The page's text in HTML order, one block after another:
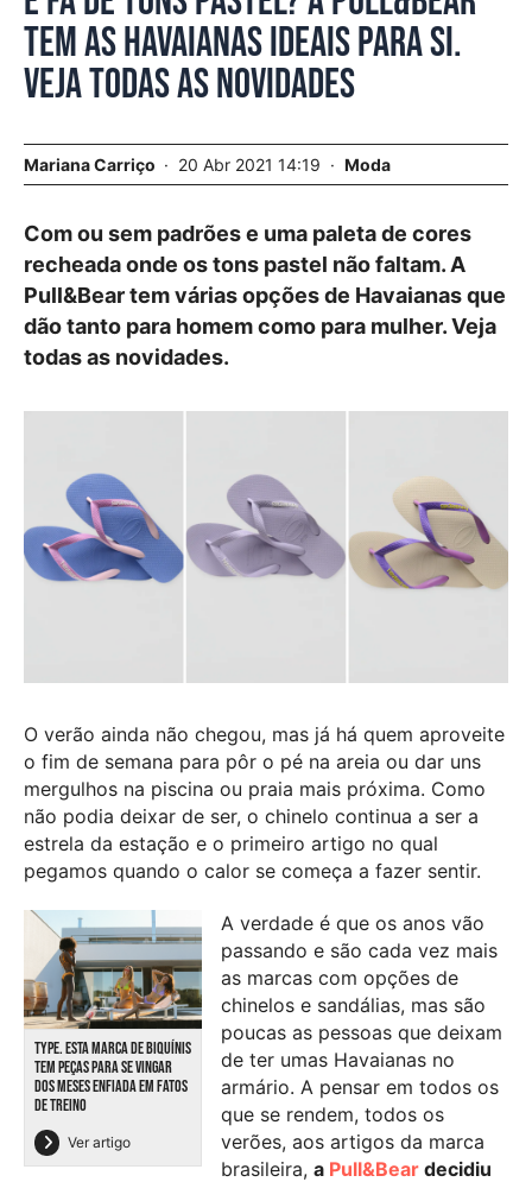
tem as Havaianas ideais para si.
Veja todas as novidades
Mariana Carriço 20 Abr 2021 14:19 Moda
Com ou sem padrões e uma paleta de cores
recheada onde os tons pastel não faltam. A
Pull&Bear tem várias opções de Havaianas que
dão tanto para homem como para mulher. Veja
todas as novidades.
O verão ainda não chegou, mas já há quem aproveite
o fim de semana para pôr o pé na areia ou dar uns
mergulhos na piscina ou praia mais próxima. Como
não podia deixar de ser, o chinelo continua a ser a
estrela da estação e o primeiro artigo no qual
pegamos quando o calor se começa a fazer sentir.
TYPE. ESTA MARCA DE BIQUÍNIS
TEM PEÇAS PARA SE VINGAR
DOS MESES ENFIADA EM FATOS
DE TREINO
Ver artigo
A verdade é que os anos vão
passando e são cada vez mais
as marcas com opções de
chinelos e sandálias, mas são
poucas as pessoas que deixam
de ter umas Havaianas no
armário. A pensar em todos os
que se rendem, todos os
verões, aos artigos da marca
brasileira, a Pull&Bear decidiu